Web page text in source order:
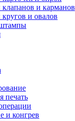
и карманов
и овалов
печать
и конгрев